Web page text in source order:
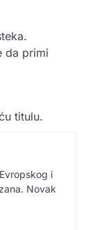
da primi
titulu.
i
Novak